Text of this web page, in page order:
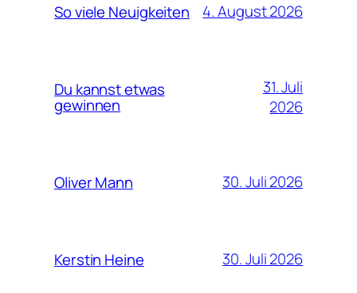
So viele Neuigkeiten 4. August 2026
Du kannst etwas
gewinnen
31. Juli
2026
Oliver Mann 30. Juli 2026
Kerstin Heine 30. Juli 2026